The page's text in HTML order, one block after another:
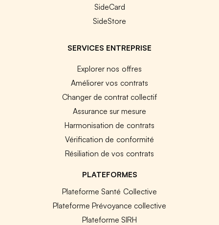
SideCard
SideStore
SERVICES ENTREPRISE
Explorer nos offres
Améliorer vos contrats
Changer de contrat collectif
Assurance sur mesure
Harmonisation de contrats
Vérification de conformité
Résiliation de vos contrats
PLATEFORMES
Plateforme Santé Collective
Plateforme Prévoyance collective
Plateforme SIRH